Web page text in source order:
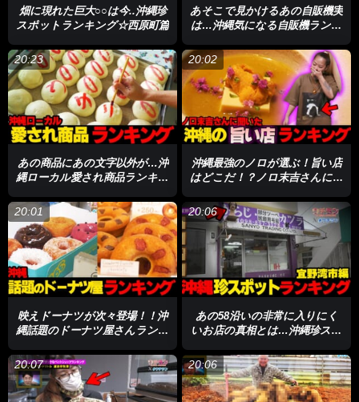
畑に現れた巨大○○は今..沖縄珍
スポットランキング☆西原町篇
あそこで見かけるあの自販機実
は…沖縄気になる自販機ランキ
20:23
あの商品にあの文字以外が…沖
縄ローカル愛され商品ランキン
20:02
沖縄最強のノロが選ぶ！旨い店
はどこだ！？ノロ末吉さんに聞
グ☆
20:01
映えドーナツが次々登場！！沖
縄話題のドーナツ屋さんランキ
20:06
あの58沿いの非常に入りにく
いお店の真相とは…沖縄珍スポ
20:07 20:06